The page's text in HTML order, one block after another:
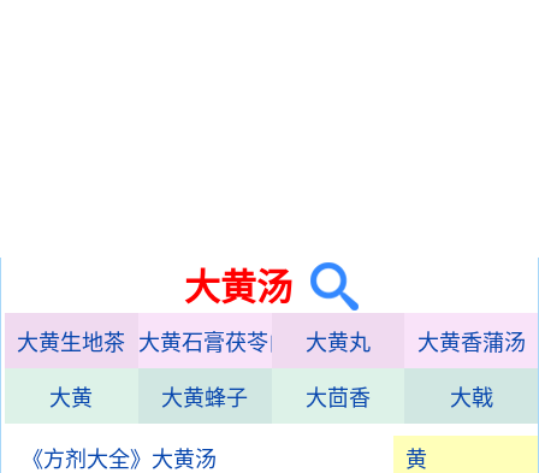
大黄汤
大黄生地茶 大黄石膏茯苓白术枳实甘草汤
大黄丸 大黄香蒲汤
大黄 大黄蜂子 大茴香 大戟
黄
《方剂大全》大黄汤